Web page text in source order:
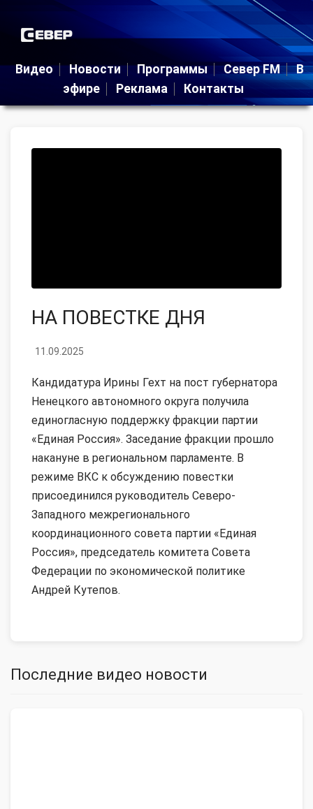
Видео Новости Программы Север FM
В
эфире
Реклама Контакты
НА ПОВЕСТКЕ ДНЯ
11.09.2025
Кандидатура Ирины Гехт на пост губернатора
Ненецкого автономного округа получила
единогласную поддержку фракции партии
«Единая Россия». Заседание фракции прошло
накануне в региональном парламенте. В
режиме ВКС к обсуждению повестки
присоединился руководитель Северо-
Западного межрегионального
координационного совета партии «Единая
Россия», председатель комитета Совета
Федерации по экономической политике
Андрей Кутепов.
Последние видео новости